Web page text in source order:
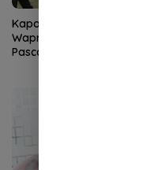
Kapolda Aceh Dampingi
Wapres Tinjau Rehabilitasi
Pascabencana di Gayo Lues